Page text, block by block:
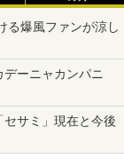
る爆風ファンが涼し
ーニャカンパニ
サミ」現在と今後